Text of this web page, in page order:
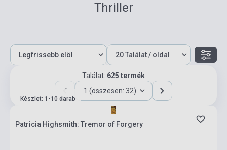
Thriller
Találat: 625 termék
1 (összesen: 32)
Készlet: 1-10 darab
Patricia Highsmith: Tremor of Forgery